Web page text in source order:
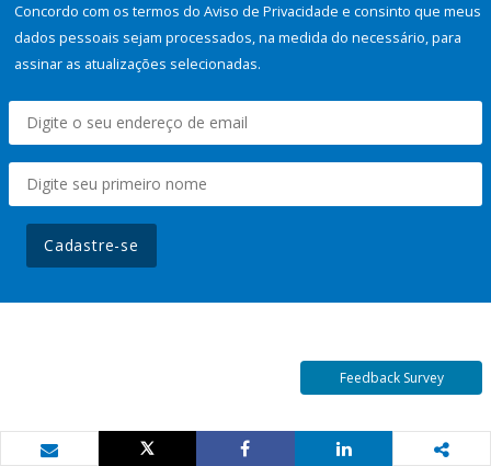
Concordo com os termos do Aviso de Privacidade e consinto que meus
dados pessoais sejam processados, na medida do necessário, para
assinar as atualizações selecionadas.
Cadastre-se
Feedback Survey